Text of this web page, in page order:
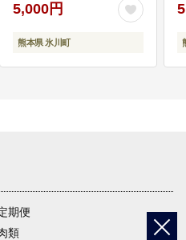
5,000円
熊本県 氷川町
期便
類